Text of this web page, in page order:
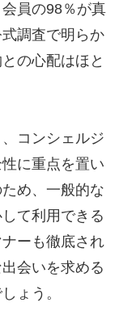
員の98％が真
調査で明らか
の心配はほと
コンシェルジ
に重点を置い
め、一般的な
て利用できる
ーも徹底され
会いを求める
ょう。